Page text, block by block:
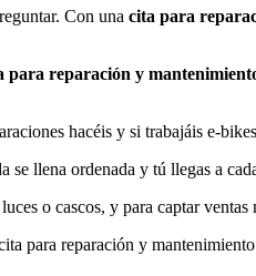
Con una cita para
para reparación y
hacéis y si trabajáis e-
llena ordenada y tú llegas a
o cascos, y para captar ventas
para reparación y